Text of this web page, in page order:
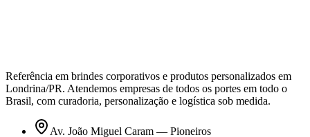
Referência em brindes corporativos e produtos personalizados em
Londrina/PR. Atendemos empresas de todos os portes em todo o
Brasil, com curadoria, personalização e logística sob medida.
Av. João Miguel Caram — Pioneiros